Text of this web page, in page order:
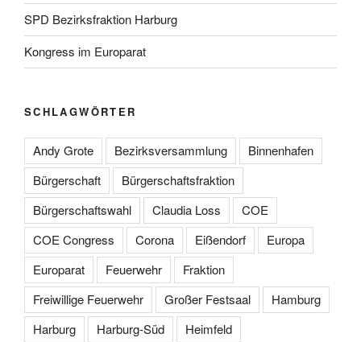
SPD Bezirksfraktion Harburg
Kongress im Europarat
SCHLAGWÖRTER
Andy Grote Bezirksversammlung
Binnenhafen
Bürgerschaft
Bürgerschaftsfraktion
Bürgerschaftswahl
Claudia Loss
COE
COE Congress
Corona Eißendorf
Europa
Europarat
Feuerwehr
Fraktion
Freiwillige Feuerwehr
Großer Festsaal
Hamburg
Harburg
Harburg-Süd
Heimfeld